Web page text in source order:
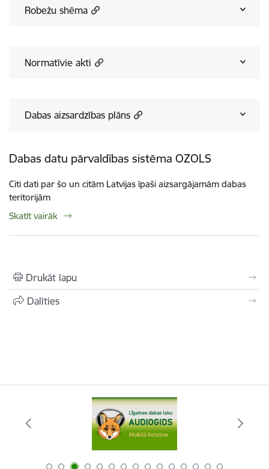
Robežu shēma
Normatīvie akti
Dabas aizsardzības plāns
Dabas datu pārvaldības sistēma OZOLS
Citi dati par šo un citām Latvijas īpaši aizsargājamām dabas
teritorijām
Skatīt vairāk
Drukāt lapu
Dalīties